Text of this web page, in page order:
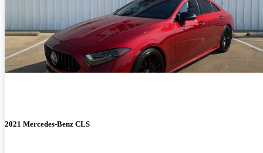
2021 Mercedes-Benz CLS